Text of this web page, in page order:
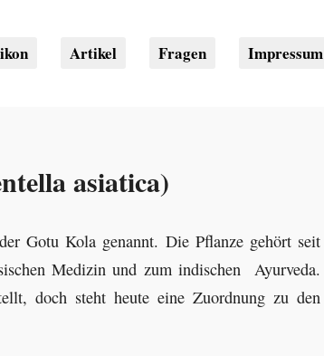
Artikel Fragen Impressum
asiatica)
Gotu Kola genannt. Die Pflanze gehört seit
Medizin und zum indischen Ayurveda.
doch steht heute eine Zuordnung zu den